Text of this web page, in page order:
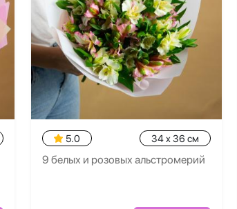
5.0 34 x 36 см
9 белых и розовых альстромерий